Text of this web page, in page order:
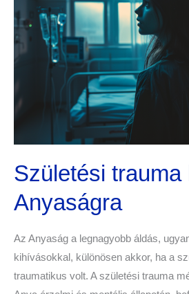
Születési trauma
Anyaságra
Az Anyaság a legnagyobb áldás,
kihívásokkal, különösen akkor, ha a
traumatikus volt. A születési trauma
az
Anyaságra